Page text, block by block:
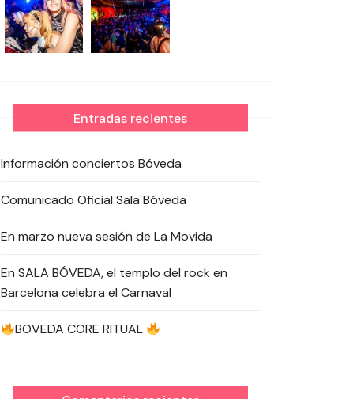
Entradas recientes
Información conciertos Bóveda
Comunicado Oficial Sala Bóveda
En marzo nueva sesión de La Movida
En SALA BÓVEDA, el templo del rock en
Barcelona celebra el Carnaval
BOVEDA CORE RITUAL